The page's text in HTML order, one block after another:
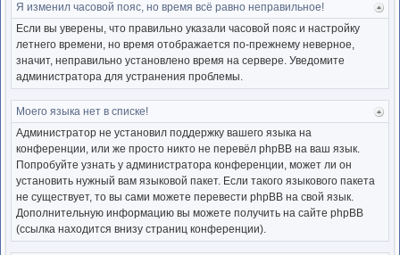
Я изменил часовой пояс, но время всё равно неправильное!
Если вы уверены, что правильно указали часовой пояс и настройку
летнего времени, но время отображается по-прежнему неверное,
значит, неправильно установлено время на сервере. Уведомите
администратора для устранения проблемы.
Моего языка нет в списке!
Администратор не установил поддержку вашего языка на
конференции, или же просто никто не перевёл phpBB на ваш язык.
Попробуйте узнать у администратора конференции, может ли он
установить нужный вам языковой пакет. Если такого языкового пакета
не существует, то вы сами можете перевести phpBB на свой язык.
Дополнительную информацию вы можете получить на сайте phpBB
(ссылка находится внизу страниц конференции).